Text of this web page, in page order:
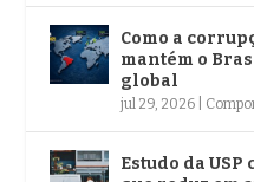
Como a
mantém o
global
jul 29, 2026
Estudo da